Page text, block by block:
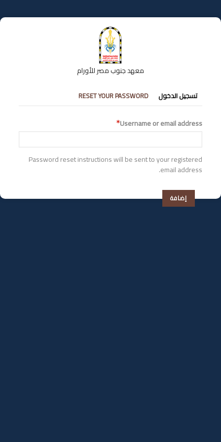
إلى
المحتوى
معهد جنوب مصر للأورام
التبويبات
الأساسية
تسجيل الدخول RESET YOUR PASSWORD
Username or email address
Password reset instructions will be sent to your registered
email address.